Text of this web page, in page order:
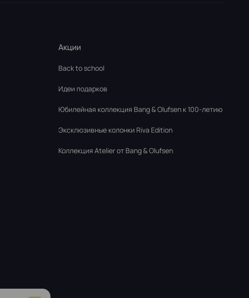
Акции
Back to school
Идеи подарков
Юбилейная коллекция Bang & Olufsen к 100-летию
Эксклюзивные колонки Riva Edition
Коллекция Atelier от Bang & Olufsen